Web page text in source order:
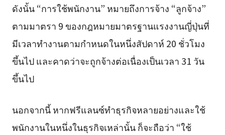
ดังนั้น “การใช้พนักงาน” หมายถึงการจ้าง “ลูกจ้าง”
ตามมาตรา 9 ของกฎหมายมาตรฐานแรงงานญี่ปุ่นที่
มีเวลาทำงานตามกำหนดในหนึ่งสัปดาห์ 20 ชั่วโมง
ขึ้นไป และคาดว่าจะถูกจ้างต่อเนื่องเป็นเวลา 31 วัน
ขึ้นไป
นอกจากนี้ หากฟรีแลนซ์ทำธุรกิจหลายอย่างและใช้
พนักงานในหนึ่งในธุรกิจเหล่านั้น ก็จะถือว่า “ใช้